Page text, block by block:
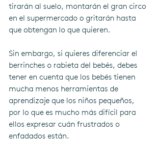
tirarán al suelo, montarán el gran circo
en el supermercado o gritarán hasta
que obtengan lo que quieren.
Sin embargo, si quieres diferenciar el
berrinches o rabieta del bebés, debes
tener en cuenta que los bebés tienen
mucha menos herramientas de
aprendizaje que los niños pequeños,
por lo que es mucho más difícil para
ellos expresar cuán frustrados o
enfadados están.